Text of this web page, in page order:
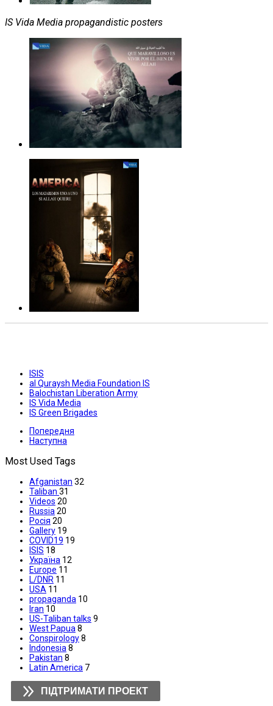
IS Vida Media propagandistic posters
ISIS
al Quraysh Media Foundation IS
Balochistan Liberation Army
IS Vida Media
IS Green Brigades
Попередня
Наступна
Most Used Tags
Afganistan 32
Taliban 31
Videos 20
Russia 20
Росія 20
Gallery 19
COVID19 19
ISIS 18
Україна 12
Europe 11
L/DNR 11
USA 11
propaganda 10
Iran 10
US-Taliban talks 9
West Papua 8
Conspirology8
Indonesia 8
Pakistan 8
Latin America 7
ПІДТРИМАТИ ПРОЕКТ